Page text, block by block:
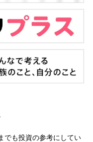
でも投資の参考にしてい